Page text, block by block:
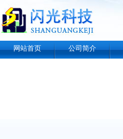
网站首页 公司简介